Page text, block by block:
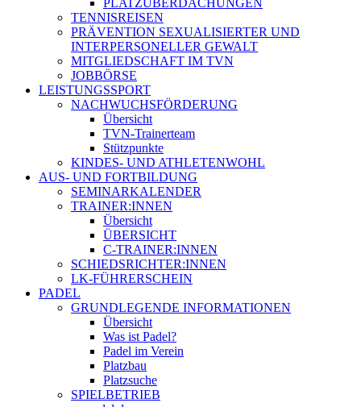
PLATZÜBERDACHUNGEN
TENNISREISEN
PRÄVENTION SEXUALISIERTER UND
INTERPERSONELLER GEWALT
MITGLIEDSCHAFT IM TVN
JOBBÖRSE
LEISTUNGSSPORT
NACHWUCHSFÖRDERUNG
Übersicht
TVN-Trainerteam
Stützpunkte
KINDES- UND ATHLETENWOHL
AUS- UND FORTBILDUNG
SEMINARKALENDER
TRAINER:INNEN
Übersicht
ÜBERSICHT
C-TRAINER:INNEN
SCHIEDSRICHTER:INNEN
LK-FÜHRERSCHEIN
PADEL
GRUNDLEGENDE INFORMATIONEN
Übersicht
Was ist Padel?
Padel im Verein
Platzbau
Platzsuche
SPIELBETRIEB